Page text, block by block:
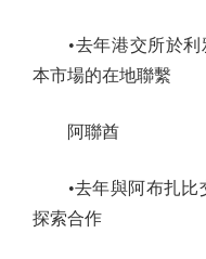
•去年港交所於利
本市場的在地聯繫
阿聯酋
•去年與阿布扎比
探索合作